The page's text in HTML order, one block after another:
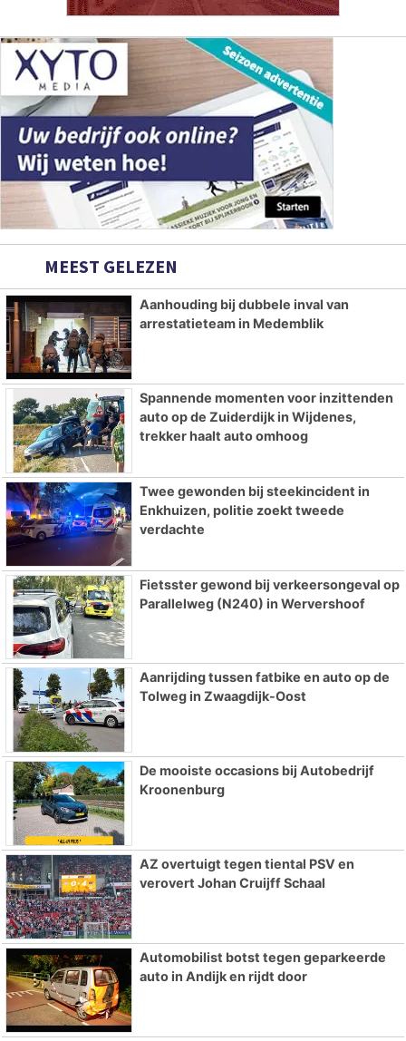
MEEST GELEZEN
Aanhouding bij dubbele inval van
arrestatieteam in Medemblik
Spannende momenten voor inzittenden
auto op de Zuiderdijk in Wijdenes,
trekker haalt auto omhoog
Twee gewonden bij steekincident in
Enkhuizen, politie zoekt tweede
verdachte
Fietsster gewond bij verkeersongeval op
Parallelweg (N240) in Wervershoof
Aanrijding tussen fatbike en auto op de
Tolweg in Zwaagdijk-Oost
De mooiste occasions bij Autobedrijf
Kroonenburg
AZ overtuigt tegen tiental PSV en
verovert Johan Cruijff Schaal
Automobilist botst tegen geparkeerde
auto in Andijk en rijdt door